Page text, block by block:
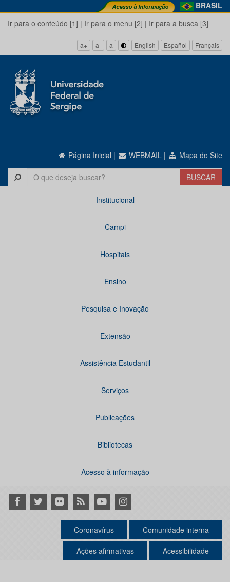
BRASIL
Ir para o conteúdo [1] | Ir para o menu [2] | Ir para a busca [3]
a+ a- a English Español Français
Página Inicial | WEBMAIL | Mapa do Site
Institucional
Campi
Hospitais
Ensino
Pesquisa e Inovação
Extensão
Assistência Estudantil
Serviços
Publicações
Bibliotecas
Acesso à informação
Facebook
Twitter Flickr RSS YoutubeInstagram
Coronavírus Comunidade interna
Ações afirmativas Acessibilidade